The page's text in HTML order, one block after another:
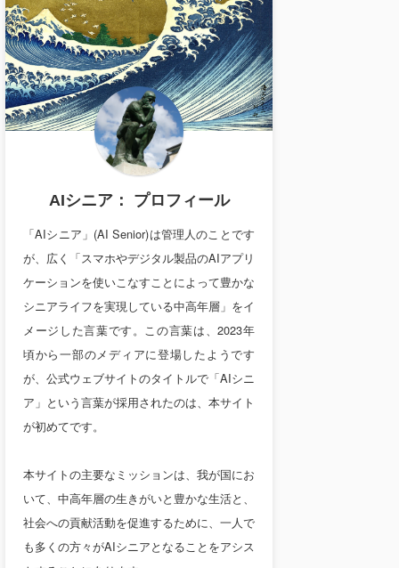
AIシニア： プロフィール
「AIシニア」(AI Senior)は管理人のことです
が、広く「スマホやデジタル製品のAIアプリ
ケーションを使いこなすことによって豊かな
シニアライフを実現している中高年層」をイ
メージした言葉です。この言葉は、2023年
頃から一部のメディアに登場したようです
が、公式ウェブサイトのタイトルで「AIシニ
ア」という言葉が採用されたのは、本サイト
が初めてです。
本サイトの主要なミッションは、我が国にお
いて、中高年層の生きがいと豊かな生活と、
社会への貢献活動を促進するために、一人で
も多くの方々がAIシニアとなることをアシス